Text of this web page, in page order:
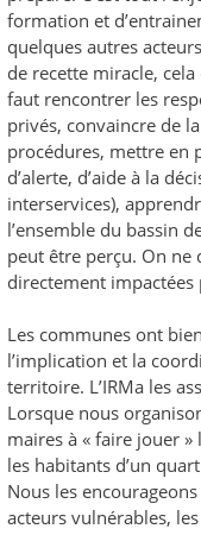
formation et
quelques autres
de recette miracle,
faut rencontrer les
privés, convaincre de
procédures, mettre en
d’alerte, d’aide à la
interservices),
l’ensemble du bassin
peut être perçu. On ne
directement impactées
Les communes ont
l’implication et la
territoire. L’IRMa les
Lorsque nous
maires à « faire jouer
les habitants d’un
Nous les
acteurs vulnérables,